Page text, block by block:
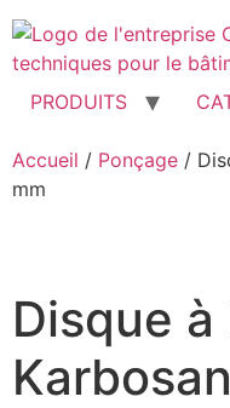
Aller
au
contenu
PRODUITS
Accueil / Ponçage /
mm
Disque